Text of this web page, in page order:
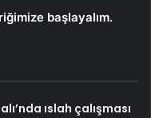
başlayalım.
ıslah çalışması